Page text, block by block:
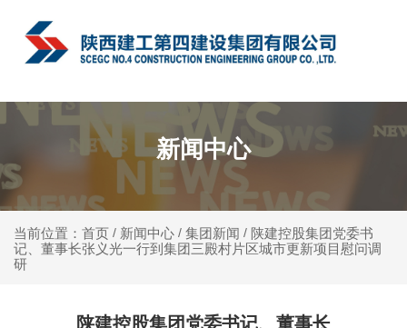
中文
新闻中心
当前位置：首页 / 新闻中心 / 集团新闻 / 陕建控股集团党委书
记、董事长张义光一行到集团三殿村片区城市更新项目慰问调
研
陕建控股集团党委书记、董事长